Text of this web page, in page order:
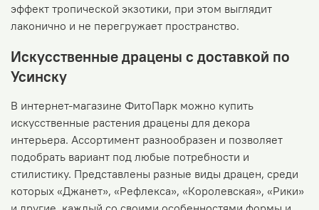
эффект тропической экзотики, при этом выглядит
лаконично и не перегружает пространство.
Искусственные драцены с доставкой по
Усинску
В интернет-магазине ФитоПарк можно купить
искусственные растения драцены для декора
интерьера. Ассортимент разнообразен и позволяет
подобрать вариант под любые потребности и
стилистику. Представлены разные виды драцен, среди
которых «Джанет», «Рефлекса», «Королевская», «Рики»